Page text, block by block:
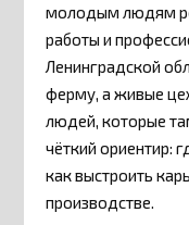
молодым людям
работы и
Ленинградской
ферму, а живые
людей, которые
чёткий ориентир:
как выстроить
производстве.